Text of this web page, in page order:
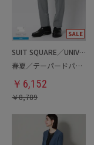
SUIT SQUARE／UNIVERSAL LANGUAGE
春夏／テーパードパンツ
￥ 6,152
￥8,789